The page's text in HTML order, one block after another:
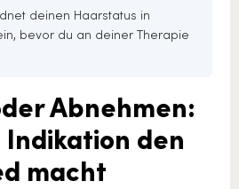
deinen Haarstatus in
bevor du an deiner Therapie
Abnehmen:
den
macht